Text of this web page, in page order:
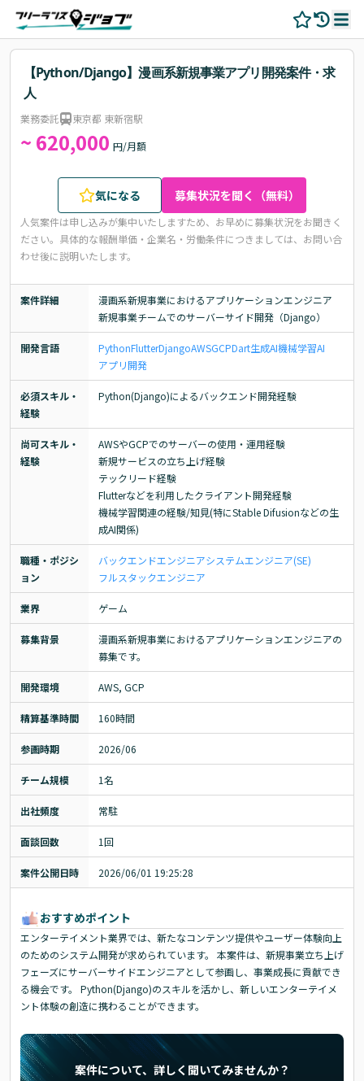
【Python/Django】漫画系新規事業アプリ開発案件・求
人
業務委託 東京都 東新宿駅
~ 620,000 円/月額
気になる 募集状況を聞く（無料）
人気案件は申し込みが集中いたしますため、お早めに募集状況をお聞きく
ださい。 具体的な報酬単価・企業名・労働条件につきましては、お問い合
わせ後に説明いたします。
案件詳細
漫画系新規事業におけるアプリケーションエンジニア
新規事業チームでのサーバーサイド開発（Django）
開発言語 PythonFlutterDjangoAWSGCPDart生成AI機械学習AI
アプリ開発
必須スキル・
経験
Python(Django)によるバックエンド開発経験
尚可スキル・
経験
AWSやGCPでのサーバーの使用・運用経験
新規サービスの立ち上げ経験
テックリード経験
Flutterなどを利用したクライアント開発経験
機械学習関連の経験/知見(特にStable Difusionなどの生
成AI関係)
職種・ポジシ
ョン
バックエンドエンジニアシステムエンジニア(SE)
フルスタックエンジニア
業界 ゲーム
募集背景
漫画系新規事業におけるアプリケーションエンジニアの
募集です。
開発環境 AWS, GCP
精算基準時間 160時間
参画時期 2026/06
チーム規模 1名
出社頻度 常駐
面談回数 1回
案件公開日時 2026/06/01 19:25:28
おすすめポイント
エンターテイメント業界では、新たなコンテンツ提供やユーザー体験向上
のためのシステム開発が求められています。 本案件は、新規事業立ち上げ
フェーズにサーバーサイドエンジニアとして参画し、事業成長に貢献でき
る機会です。 Python(Django)のスキルを活かし、新しいエンターテイメ
ント体験の創造に携わることができます。
案件について、詳しく聞いてみませんか？